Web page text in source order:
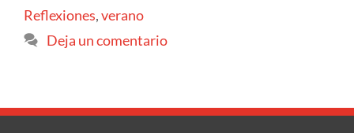
Reflexiones,verano
Deja un comentario